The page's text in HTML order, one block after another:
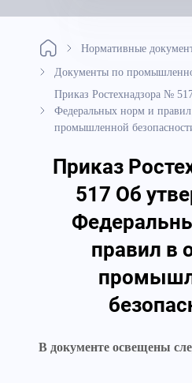
Нормативные
Документы по
Приказ Ростехнадзора №
Федеральных норм и правил
промышленной
Приказ
517 Об
правил в
В документе освещены